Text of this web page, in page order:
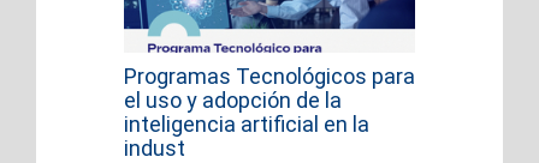
Programas Tecnológicos para
el uso y adopción de la
inteligencia artificial en la
indust